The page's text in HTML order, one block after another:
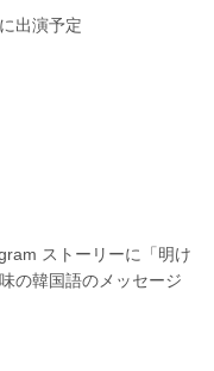
出演予定
ストーリーに「明け
の韓国語のメッセージ